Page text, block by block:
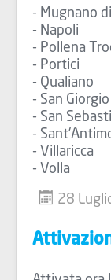
- Mugnano
- Napoli
- Pollena
- Portici
- Qualiano
- San
- San
-
- Villaricca
- Volla
28